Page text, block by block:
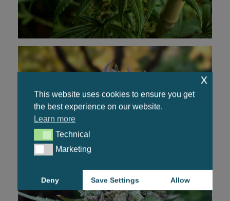
This website uses cookies to ensure you get
the best experience on our website.
Learn more
TechnicalTechnical
MarketingMarketing
Deny Save Settings Allow
x